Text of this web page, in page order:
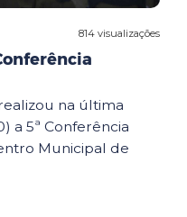
814 visualizações
na última
a 5ª Conferência
Municipal de